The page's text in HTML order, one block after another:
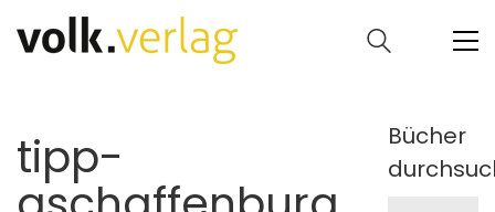
tipp-
Bücher